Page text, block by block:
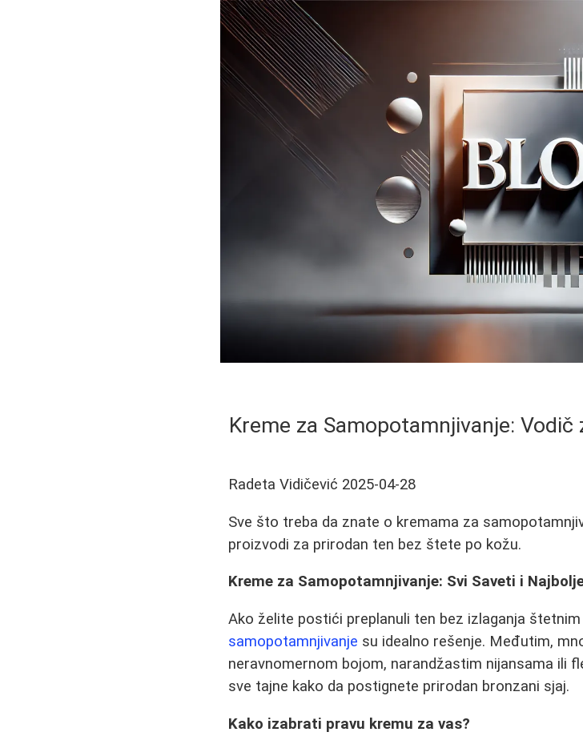
Kreme za Samopotamnjivanje: Vodič
Radeta Vidičević 2025-04-28
Sve što treba da znate o kremama za
proizvodi za prirodan ten bez štete po kožu.
Kreme za Samopotamnjivanje: Svi Saveti i
Ako želite postići preplanuli ten bez izlaganja štetnim
samopotamnjivanje su idealno rešenje. Međutim,
neravnomernom bojom, narandžastim nijansama ili
sve tajne kako da postignete prirodan bronzani sjaj.
Kako izabrati pravu kremu za vas?